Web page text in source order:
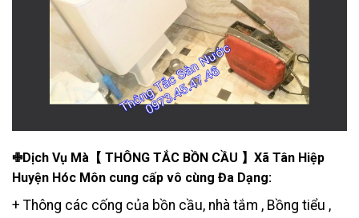
✙Dịch Vụ Mà【 THÔNG TẮC BỒN CẦU 】Xã Tân Hiệp
Huyện Hóc Môn cung cấp vô cùng Đa Dạng:
+ Thông các cống của bồn cầu, nhà tắm , Bồng tiểu ,